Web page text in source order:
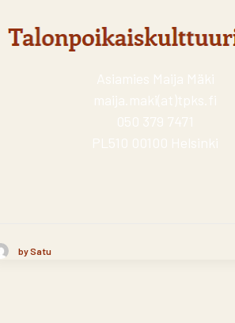
Asiamies Maija Mäki
maija.maki(at)tpks.fi
050 379 7471
PL510 00100 Helsinki
by Satu